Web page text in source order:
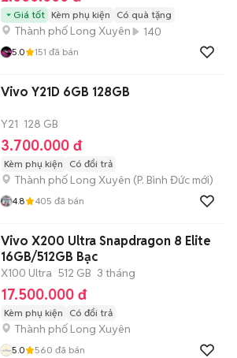
Giá tốt Kèm phụ kiện Có quà tặng
Thành phố Long Xuyên 140
5.0 151 đã bán
Vivo Y21D 6GB 128GB
Y21 128 GB
3.700.000 đ
Kèm phụ kiện Có đổi trả
Thành phố Long Xuyên (P. Bình Đức mới)
4.8 405 đã bán
Vivo X200 Ultra Snapdragon 8 Elite
16GB/512GB Bạc
X100 Ultra 512 GB 3 tháng
17.500.000 đ
Kèm phụ kiện Có đổi trả
Thành phố Long Xuyên
5.0 560 đã bán